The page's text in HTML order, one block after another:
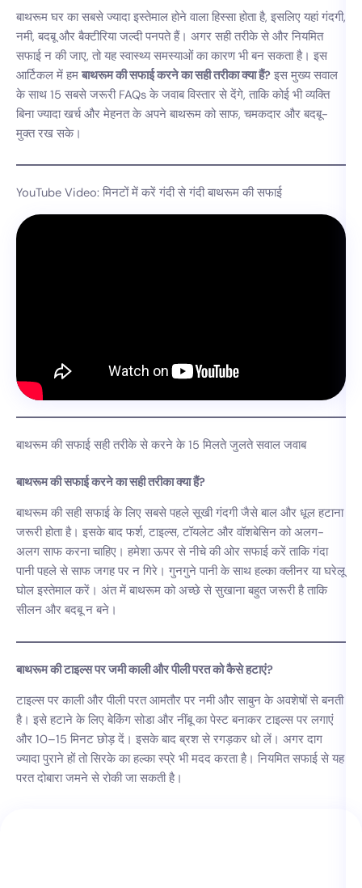
बाथरूम घर का सबसे ज्यादा इस्तेमाल होने वाला हिस्सा होता है, इसलिए यहां गंदगी,
नमी, बदबू और बैक्टीरिया जल्दी पनपते हैं। अगर सही तरीके से और नियमित
सफाई न की जाए, तो यह स्वास्थ्य समस्याओं का कारण भी बन सकता है। इस
आर्टिकल में हम बाथरूम की सफाई करने का सही तरीका क्या हैं? इस मुख्य सवाल
के साथ 15 सबसे जरूरी FAQs के जवाब विस्तार से देंगे, ताकि कोई भी व्यक्ति
बिना ज्यादा खर्च और मेहनत के अपने बाथरूम को साफ, चमकदार और बदबू-
मुक्त रख सके।
YouTube Video: मिनटों में करें गंदी से गंदी बाथरूम की सफाई
बाथरूम की सफाई सही तरीके से करने के 15 मिलते जुलते सवाल जवाब
बाथरूम की सफाई करने का सही तरीका क्या हैं?
बाथरूम की सही सफाई के लिए सबसे पहले सूखी गंदगी जैसे बाल और धूल हटाना
जरूरी होता है। इसके बाद फर्श, टाइल्स, टॉयलेट और वॉशबेसिन को अलग-
अलग साफ करना चाहिए। हमेशा ऊपर से नीचे की ओर सफाई करें ताकि गंदा
पानी पहले से साफ जगह पर न गिरे। गुनगुने पानी के साथ हल्का क्लीनर या घरेलू
घोल इस्तेमाल करें। अंत में बाथरूम को अच्छे से सुखाना बहुत जरूरी है ताकि
सीलन और बदबू न बने।
बाथरूम की टाइल्स पर जमी काली और पीली परत को कैसे हटाएं?
टाइल्स पर काली और पीली परत आमतौर पर नमी और साबुन के अवशेषों से बनती
है। इसे हटाने के लिए बेकिंग सोडा और नींबू का पेस्ट बनाकर टाइल्स पर लगाएं
और 10–15 मिनट छोड़ दें। इसके बाद ब्रश से रगड़कर धो लें। अगर दाग
ज्यादा पुराने हों तो सिरके का हल्का स्प्रे भी मदद करता है। नियमित सफाई से यह
परत दोबारा जमने से रोकी जा सकती है।